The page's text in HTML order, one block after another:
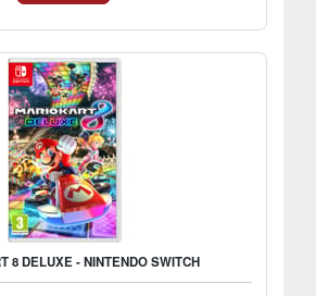
8 DELUXE - NINTENDO SWITCH